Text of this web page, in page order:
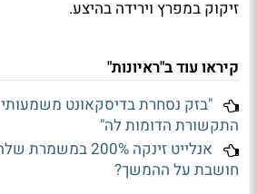
זיקוק במפרץ וירידה בהיצע.
קיראו עוד ב"ראיונות"
"בזק נסחרת בדיסקאונט
התקשורת הדומות לה"
אנלייט זינקה 200%
חושבת על ההמשך?